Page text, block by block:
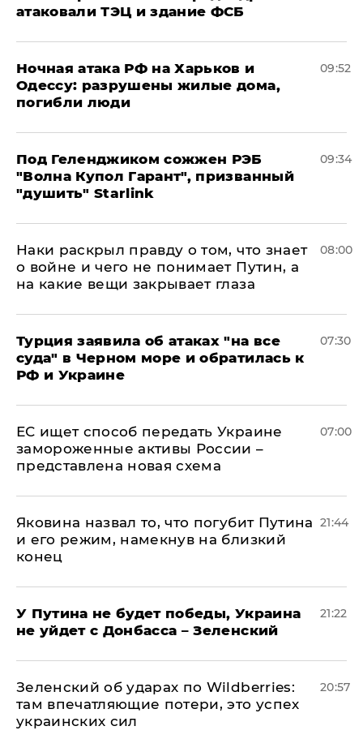
атаковали ТЭЦ и здание ФСБ
​Ночная атака РФ на Харьков и
Одессу: разрушены жилые дома,
погибли люди
09:52
Под Геленджиком сожжен РЭБ
"Волна Купол Гарант", призванный
"душить" Starlink
09:34
Наки раскрыл правду о том, что знает
о войне и чего не понимает Путин, а
на какие вещи закрывает глаза
08:00
Турция заявила об атаках "на все
суда" в Черном море и обратилась к
РФ и Украине
07:30
ЕС ищет способ передать Украине
замороженные активы России –
представлена новая схема
07:00
Яковина назвал то, что погубит Путина
и его режим, намекнув на близкий
конец
21:44
У Путина не будет победы, Украина
не уйдет с Донбасса – Зеленский
21:22
Зеленский об ударах по Wildberries:
там впечатляющие потери, это успех
украинских сил
20:57